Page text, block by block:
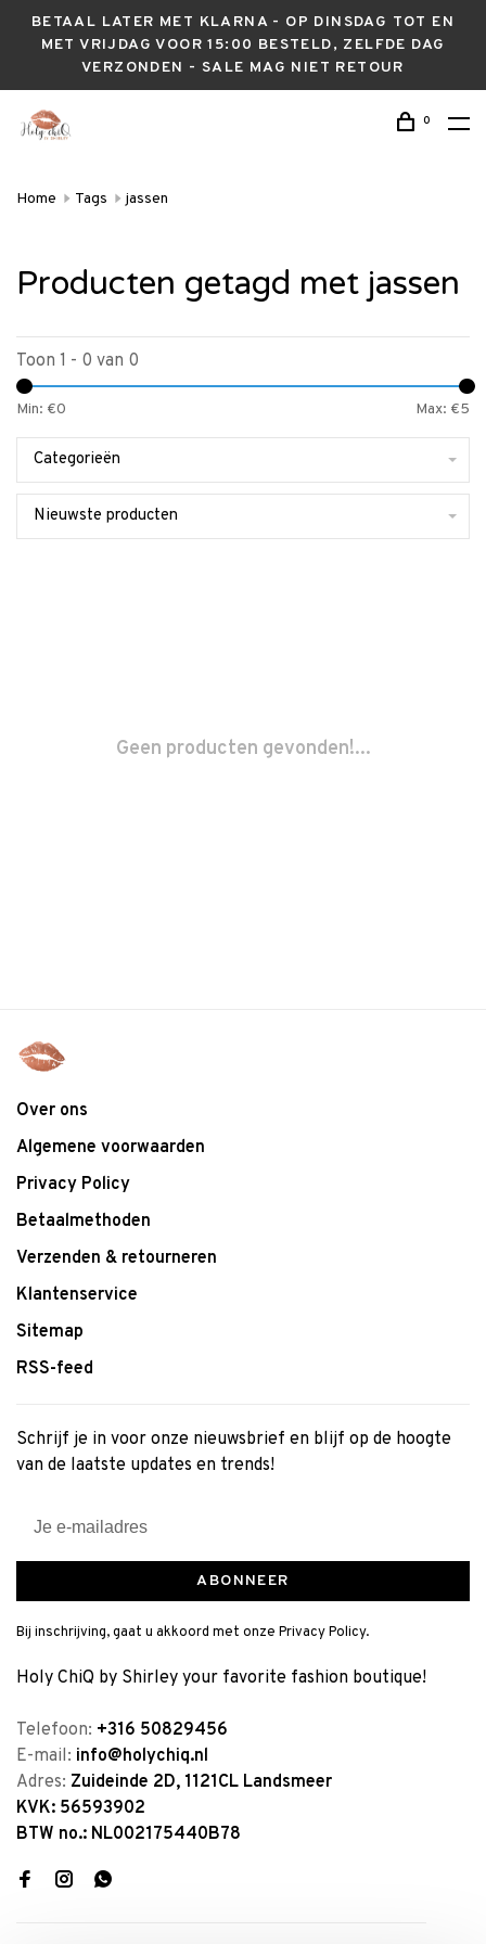
BETAAL LATER MET KLARNA - OP DINSDAG TOT EN
MET VRIJDAG VOOR 15:00 BESTELD, ZELFDE DAG
VERZONDEN - SALE MAG NIET RETOUR
0
Home Tags jassen
Producten getagd met jassen
Toon 1 - 0 van 0
Min: €0 Max: €5
Categorieën
Nieuwste producten
Geen producten gevonden!...
Over ons
Algemene voorwaarden
Privacy Policy
Betaalmethoden
Verzenden & retourneren
Klantenservice
Sitemap
RSS-feed
Schrijf je in voor onze nieuwsbrief en blijf op de hoogte
van de laatste updates en trends!
ABONNEER
Bij inschrijving, gaat u akkoord met onze Privacy Policy.
Holy ChiQ by Shirley your favorite fashion boutique!
Telefoon: +316 50829456
E-mail: info@holychiq.nl
Adres: Zuideinde 2D, 1121CL Landsmeer
KVK: 56593902
BTW no.: NL002175440B78